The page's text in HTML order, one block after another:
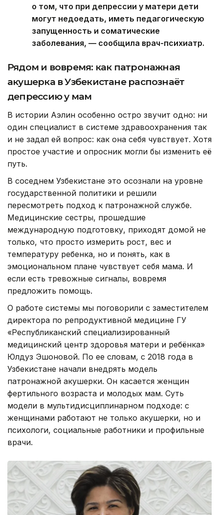
о том, что при депрессии у матери дети
могут недоедать, иметь педагогическую
запущенность и соматические
заболевания, — сообщила врач-психиатр.
Рядом и вовремя: как патронажная
акушерка в Узбекистане распознаёт
депрессию у мам
В истории Аэлин особенно остро звучит одно: ни
один специалист в системе здравоохранения так
и не задал ей вопрос: как она себя чувствует. Хотя
простое участие и опросник могли бы изменить её
путь.
В соседнем Узбекистане это осознали на уровне
государственной политики и решили
пересмотреть подход к патронажной службе.
Медицинские сестры, прошедшие
международную подготовку, приходят домой не
только, что просто измерить рост, вес и
температуру ребенка, но и понять, как в
эмоциональном плане чувствует себя мама. И
если есть тревожные сигналы, вовремя
предложить помощь.
О работе системы мы поговорили с заместителем
директора по репродуктивной медицине ГУ
«Республиканский специализированный
медицинский центр здоровья матери и ребёнка»
Юлдуз Эшоновой. По ее словам, с 2018 года в
Узбекистане начали внедрять модель
патронажной акушерки. Он касается женщин
фертильного возраста и молодых мам. Суть
модели в мультидисциплинарном подходе: с
женщинами работают не только акушерки, но и
психологи, социальные работники и профильные
врачи.